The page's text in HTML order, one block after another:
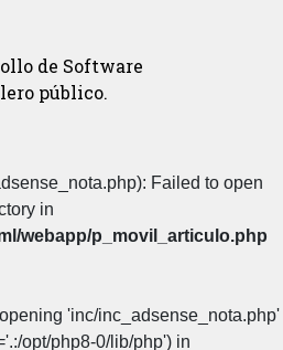
de Software
público.
Failed to open
in
webapp/p_movil_articulo.php
'inc/inc_adsense_nota.php'
opt/php8-0/lib/php') in